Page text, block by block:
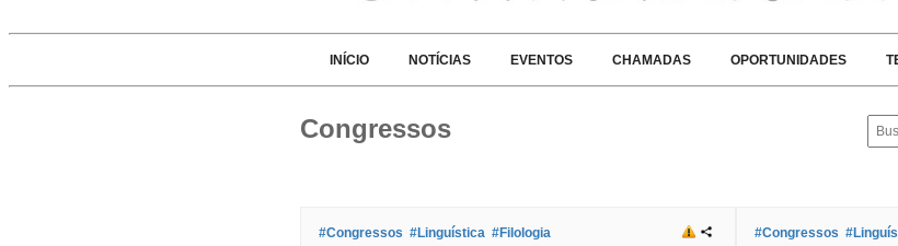
INÍCIO NOTÍCIAS EVENTOS CHAMADAS OPORTUNIDADES
Congressos
#Congressos #Linguística #Filologia #Congressos